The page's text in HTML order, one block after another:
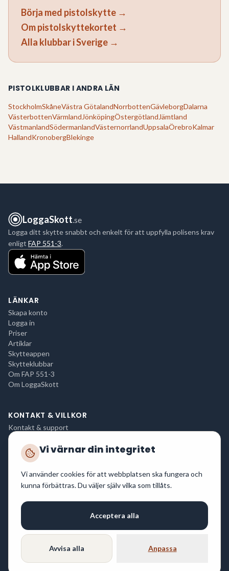
Börja med pistolskytte →
Om pistolskyttekortet →
Alla klubbar i Sverige →
PISTOLKLUBBAR I ANDRA LÄN
StockholmSkåneVästra GötalandNorrbottenGävleborgDalarna
VästerbottenVärmland JönköpingÖstergötland Jämtland
VästmanlandSödermanlandVästernorrlandUppsalaÖrebroKalmar
HallandKronobergBlekinge
LoggaSkott.se
Logga ditt skytte snabbt och enkelt för att uppfylla polisens krav
enligt FAP 551-3.
LÄNKAR
Skapa konto
Logga in
Priser
Artiklar
Skytteappen
Skytteklubbar
Om FAP 551-3
Om LoggaSkott
KONTAKT & VILLKOR
Kontakt & support
Integritetspolicy
Användarvillkor
Cookies
Tjänsten uppfyller GDPR. Inga personuppgifter delas med tredje part utan ditt
© 2026 Nodux Media AB. Alla rättigheter förbehållna.
Byggd i Sverige för svenska skyttar.
Vi värnar din integritet
Vi använder cookies för att webbplatsen ska fungera och
kunna förbättras. Du väljer själv vilka som tillåts.
Acceptera alla
Avvisa alla Anpassa